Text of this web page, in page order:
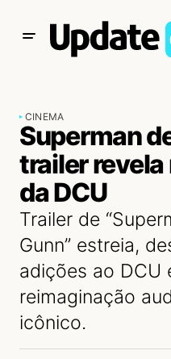
CINEMA
Superman
trailer
da DCU
Trailer de
Gunn” estreia,
adições ao DCU
reimaginação
icônico.